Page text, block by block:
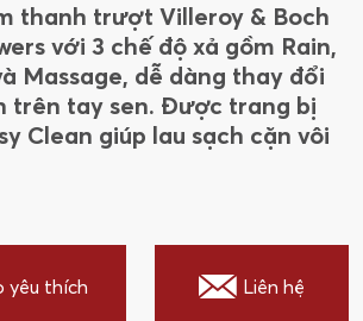
thanh trượt Villeroy & Boch
với 3 chế độ xả gồm Rain,
Massage, dễ dàng thay đổi
trên tay sen. Được trang bị
Clean giúp lau sạch cặn vôi
yêu thích Liên hệ